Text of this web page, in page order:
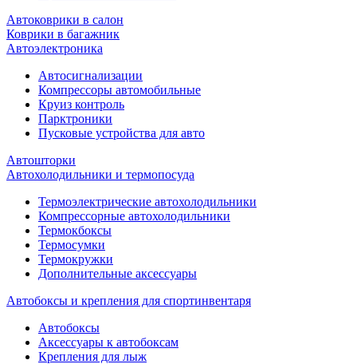
Автоковрики в салон
Коврики в багажник
Автоэлектроника
Автосигнализации
Компрессоры автомобильные
Круиз контроль
Парктроники
Пусковые устройства для авто
Автошторки
Автохолодильники и термопосуда
Термоэлектрические автохолодильники
Компрессорные автохолодильники
Термокбоксы
Термосумки
Термокружки
Дополнительные аксессуары
Автобоксы и крепления для спортинвентаря
Автобоксы
Аксессуары к автобоксам
Крепления для лыж